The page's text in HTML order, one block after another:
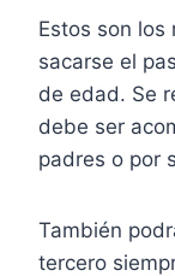
Estos son los
sacarse el
de edad. Se
debe ser
padres o por
También
tercero